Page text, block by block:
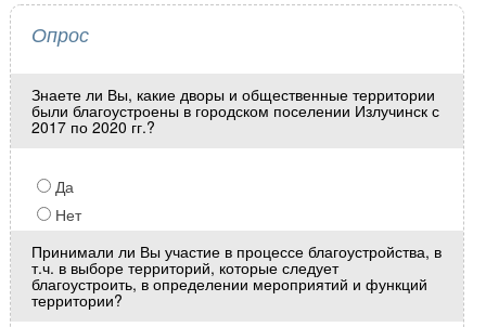
Опрос
Знаете ли Вы, какие дворы и общественные территории
были благоустроены в городском поселении Излучинск с
2017 по 2020 гг.?
Да
Нет
Принимали ли Вы участие в процессе благоустройства, в
т.ч. в выборе территорий, которые следует
благоустроить, в определении мероприятий и функций
территории?